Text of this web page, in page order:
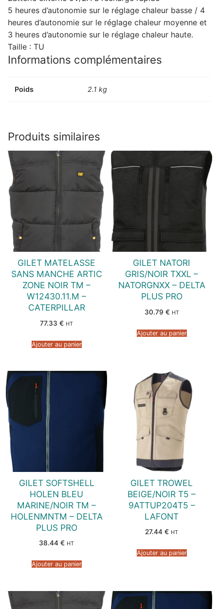
5 heures d’autonomie sur le réglage chaleur basse / 4
heures d’autonomie sur le réglage chaleur moyenne et
3 heures d’autonomie sur le réglage chaleur haute.
Taille : TU
Informations complémentaires
Poids 2.1 kg
Produits similaires
GILET MATELASSE
SANS MANCHE ARTIC
ZONE NOIR TM –
W12430.11.M –
CATERPILLAR
77.33 € HT
Ajouter au panier
GILET NATORI
GRIS/NOIR TXXL –
NATORGNXX – DELTA
PLUS PRO
30.79 € HT
Ajouter au panier
GILET SOFTSHELL
HOLEN BLEU
MARINE/NOIR TM –
HOLENMNTM – DELTA
PLUS PRO
38.44 € HT
Ajouter au panier
GILET TROWEL
BEIGE/NOIR T5 –
9ATTUP204T5 –
LAFONT
27.44 € HT
Ajouter au panier